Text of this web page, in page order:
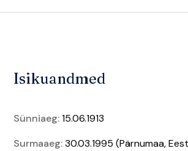
Isikuandmed
Sünniaeg:15.06.1913
Surmaaeg:30.03.1995 (Pärnumaa,